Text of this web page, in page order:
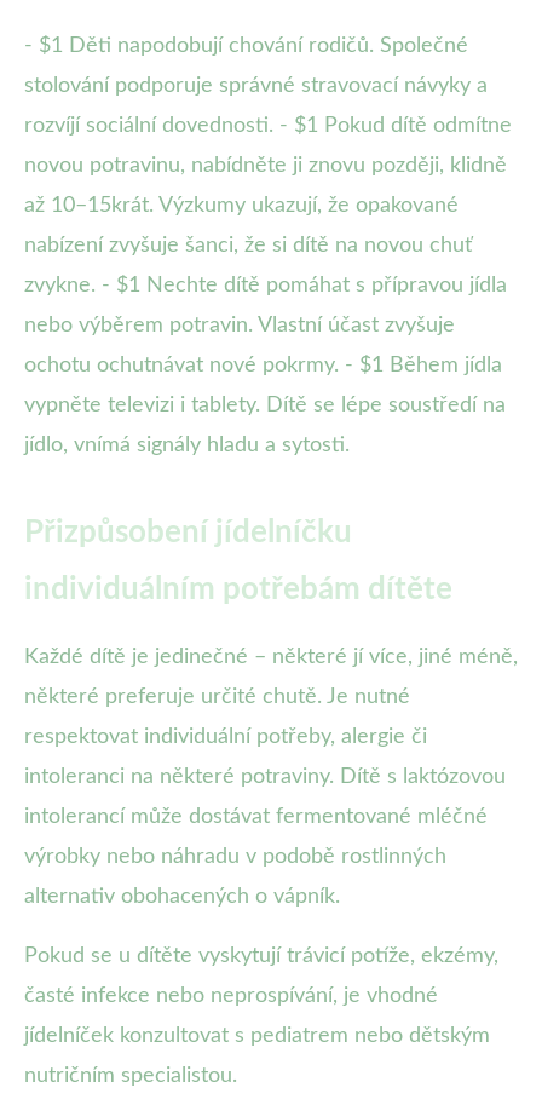
- $1 Děti napodobují chování rodičů. Společné
stolování podporuje správné stravovací návyky a
rozvíjí sociální dovednosti. - $1 Pokud dítě odmítne
novou potravinu, nabídněte ji znovu později, klidně
až 10–15krát. Výzkumy ukazují, že opakované
nabízení zvyšuje šanci, že si dítě na novou chuť
zvykne. - $1 Nechte dítě pomáhat s přípravou jídla
nebo výběrem potravin. Vlastní účast zvyšuje
ochotu ochutnávat nové pokrmy. - $1 Během jídla
vypněte televizi i tablety. Dítě se lépe soustředí na
jídlo, vnímá signály hladu a sytosti.
Přizpůsobení jídelníčku
individuálním potřebám dítěte
Každé dítě je jedinečné – některé jí více, jiné méně,
některé preferuje určité chutě. Je nutné
respektovat individuální potřeby, alergie či
intoleranci na některé potraviny. Dítě s laktózovou
intolerancí může dostávat fermentované mléčné
výrobky nebo náhradu v podobě rostlinných
alternativ obohacených o vápník.
Pokud se u dítěte vyskytují trávicí potíže, ekzémy,
časté infekce nebo neprospívání, je vhodné
jídelníček konzultovat s pediatrem nebo dětským
nutričním specialistou.